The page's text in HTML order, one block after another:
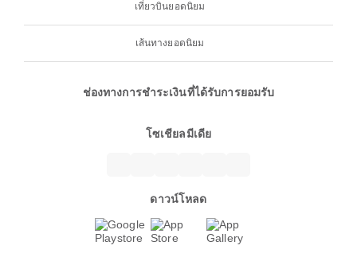
เที่ยวบินยอดนิยม
เส้นทางยอดนิยม
ช่องทางการชำระเงินที่ได้รับการยอมรับ
โซเชียลมีเดีย
ดาวน์โหลด